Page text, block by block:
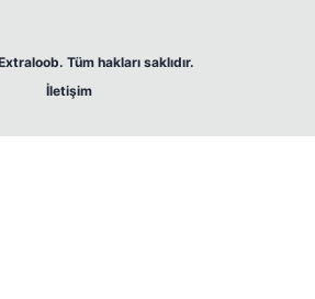
Tüm hakları saklıdır.
İletişim